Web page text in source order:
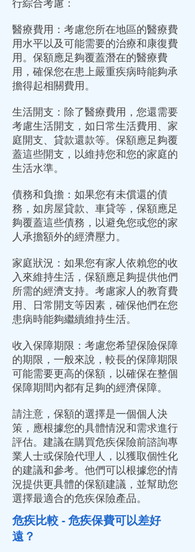
行綜合考慮：
醫療費用：考慮您所在地區的醫療費
用水平以及可能需要的治療和康復費
用。保額應足夠覆蓋潛在的醫療費
用，確保您在患上嚴重疾病時能夠承
擔得起相關費用。
生活開支：除了醫療費用，您還需要
考慮生活開支，如日常生活費用、家
庭開支、貸款還款等。保額應足夠覆
蓋這些開支，以維持您和您的家庭的
生活水準。
債務和負擔：如果您有未償還的債
務，如房屋貸款、車貸等，保額應足
夠覆蓋這些債務，以避免您或您的家
人承擔額外的經濟壓力。
家庭狀況：如果您有家人依賴您的收
入來維持生活，保額應足夠提供他們
所需的經濟支持。考慮家人的教育費
用、日常開支等因素，確保他們在您
患病時能夠繼續維持生活。
收入保障期限：考慮您希望保險保障
的期限，一般來說，較長的保障期限
可能需要更高的保額，以確保在整個
保障期間內都有足夠的經濟保障。
請注意，保額的選擇是一個個人決
策，應根據您的具體情況和需求進行
評估。建議在購買危疾保險前諮詢專
業人士或保險代理人，以獲取個性化
的建議和參考。他們可以根據您的情
況提供更具體的保額建議，並幫助您
選擇最適合的危疾保險產品。
危疾比較 - 危疾保費可以差好
遠？